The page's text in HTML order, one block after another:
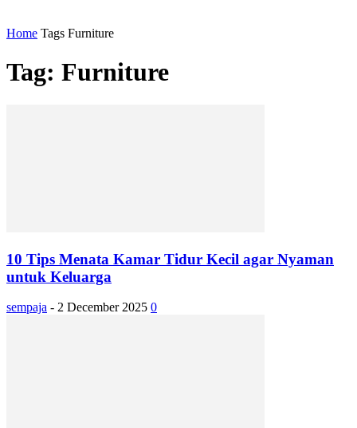
Home Tags Furniture
Tag: Furniture
10 Tips Menata Kamar Tidur Kecil agar Nyaman
untuk Keluarga
sempaja - 2 December 2025 0